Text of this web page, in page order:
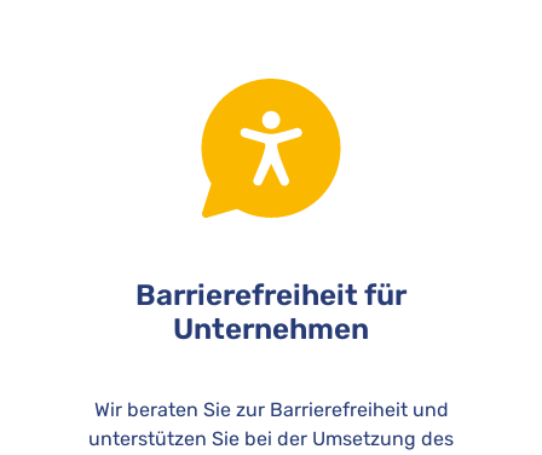
Barrierefreiheit für
Unternehmen
Wir beraten Sie zur Barrierefreiheit und
unterstützen Sie bei der Umsetzung des